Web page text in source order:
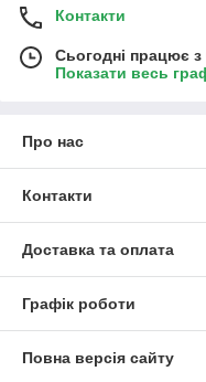
Контакти
Сьогодні працює
Показати весь
Про нас
Контакти
Доставка та оплата
Графік роботи
Повна версія сайту